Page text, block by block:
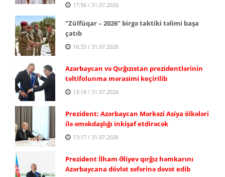
17:56 / 31.07.2026
“Zülfüqar – 2026” birgə taktiki təlimi başa
çatıb
16:33 / 31.07.2026
Azərbaycan və Qırğızıstan prezidentlərinin
təltifolunma mərasimi keçirilib
13:18 / 31.07.2026
Prezident: Azərbaycan Mərkəzi Asiya ölkələri
ilə əməkdaşlığı inkişaf etdirəcək
13:17 / 31.07.2026
Prezident İlham Əliyev qırğız həmkarını
Azərbaycana dövlət səfərinə dəvət edib